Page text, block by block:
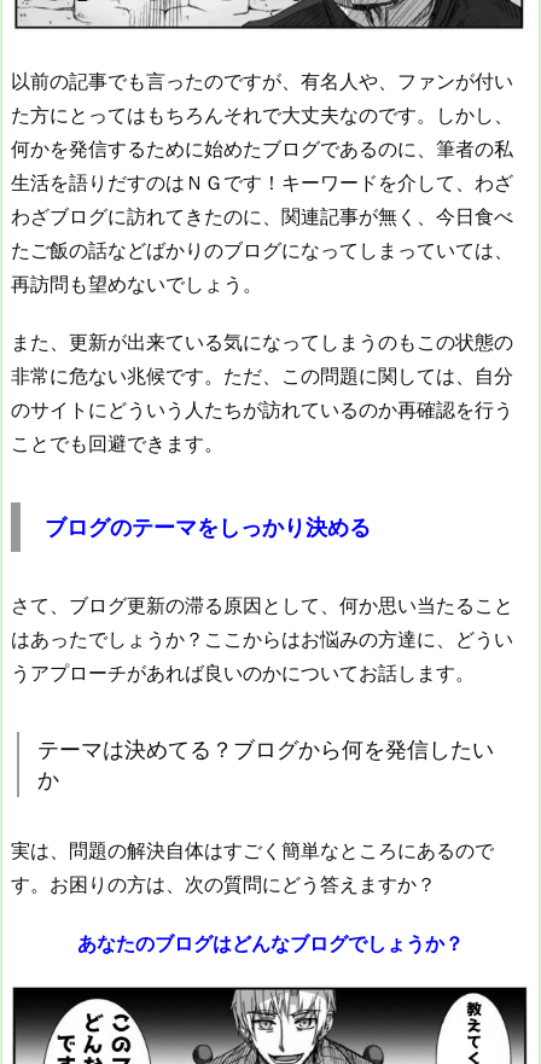
以前の記事でも言ったのですが、有名人や、ファンが付い
た方にとってはもちろんそれで大丈夫なのです。しかし、
何かを発信するために始めたブログであるのに、筆者の私
生活を語りだすのはＮＧです！キーワードを介して、わざ
わざブログに訪れてきたのに、関連記事が無く、今日食べ
たご飯の話などばかりのブログになってしまっていては、
再訪問も望めないでしょう。
また、更新が出来ている気になってしまうのもこの状態の
非常に危ない兆候です。ただ、この問題に関しては、自分
のサイトにどういう人たちが訪れているのか再確認を行う
ことでも回避できます。
ブログのテーマをしっかり決める
さて、ブログ更新の滞る原因として、何か思い当たること
はあったでしょうか？ここからはお悩みの方達に、どうい
うアプローチがあれば良いのかについてお話します。
テーマは決めてる？ブログから何を発信したい
か
実は、問題の解決自体はすごく簡単なところにあるので
す。お困りの方は、次の質問にどう答えますか？
あなたのブログはどんなブログでしょうか？